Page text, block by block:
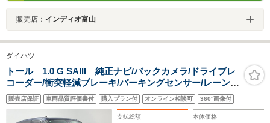
販売店： インディオ富山
ダイハツ
トール 1.0 G SAIII 純正ナビ/バックカメラ/ドライブレ
コーダー/衝突軽減ブレーキ/パーキングセンサー/レーンキ
ープアシスト/純正フロアマット/クルーズコントロール/ス
マートキー/プッシュスタート/純正アルミホイール/CD
販売店保証 車両品質評価書付 購入プラン付 オンライン相談可 360°画像付
支払総額 本体価格